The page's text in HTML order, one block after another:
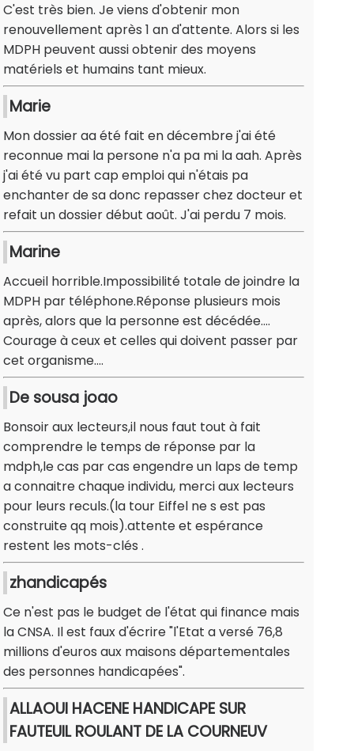
C'est très bien. Je viens d'obtenir mon
renouvellement après 1 an d'attente. Alors si les
MDPH peuvent aussi obtenir des moyens
matériels et humains tant mieux.
Marie
Mon dossier aa été fait en décembre j'ai été
reconnue mai la persone n'a pa mi la aah. Après
j'ai été vu part cap emploi qui n'étais pa
enchanter de sa donc repasser chez docteur et
refait un dossier début août. J'ai perdu 7 mois.
Marine
Accueil horrible.Impossibilité totale de joindre la
MDPH par téléphone.Réponse plusieurs mois
après, alors que la personne est décédée....
Courage à ceux et celles qui doivent passer par
cet organisme....
De sousa joao
Bonsoir aux lecteurs,il nous faut tout à fait
comprendre le temps de réponse par la
mdph,le cas par cas engendre un laps de temp
a connaitre chaque individu, merci aux lecteurs
pour leurs reculs.(la tour Eiffel ne s est pas
construite qq mois).attente et espérance
restent les mots-clés .
zhandicapés
Ce n'est pas le budget de l'état qui finance mais
la CNSA. Il est faux d'écrire "l'Etat a versé 76,8
millions d'euros aux maisons départementales
des personnes handicapées".
ALLAOUI HACENE HANDICAPE SUR
FAUTEUIL ROULANT DE LA COURNEUV